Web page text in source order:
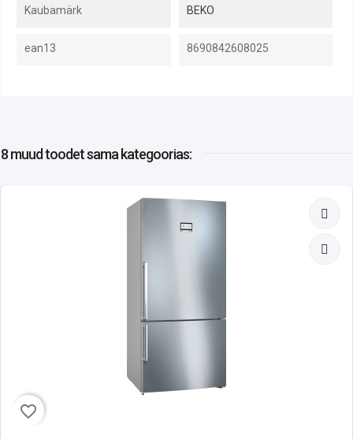
Kaubamärk
BEKO
ean13 8690842608025
8 muud toodetsama kategoorias:
favorite_border